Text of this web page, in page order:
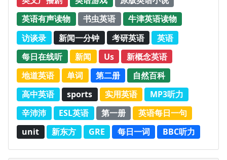
英语有声读物
书虫英语
牛津英语读物
访谈录
新闻一分钟 考研英语
英语
每日在线听
新闻 Us
新概念英语
地道英语
单词 第二册
自然百科
高中英语
sports 实用英语
MP3听力
辛沛沛
ESL英语 第一册
英语每日一句
unit
新东方 GRE 每日一词 BBC听力